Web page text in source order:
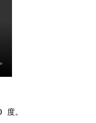
度。